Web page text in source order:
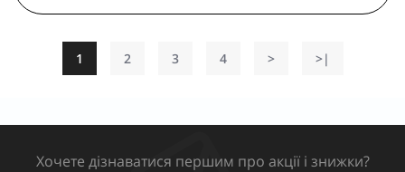
1 2 3 4 > >|
Хочете дізнаватися першим про акції і знижки?